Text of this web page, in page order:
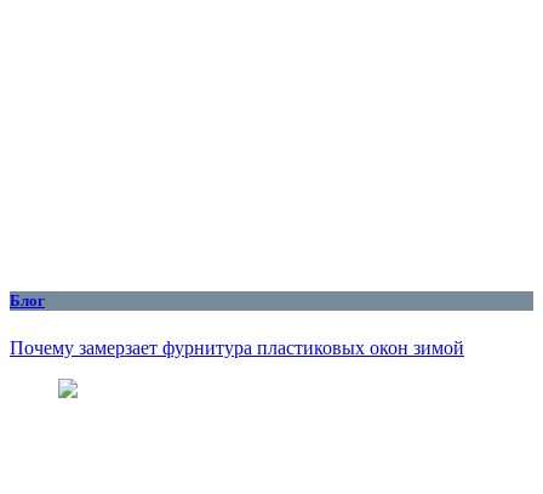
Блог
Почему замерзает фурнитура пластиковых окон зимой